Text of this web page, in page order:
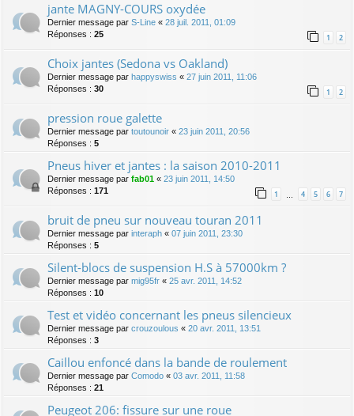
jante MAGNY-COURS oxydée
Dernier message par S-Line « 28 juil. 2011, 01:09
Réponses : 25 1 2
Choix jantes (Sedona vs Oakland)
Dernier message par happyswiss « 27 juin 2011, 11:06
Réponses : 30 1 2
pression roue galette
Dernier message par toutounoir « 23 juin 2011, 20:56
Réponses : 5
Pneus hiver et jantes : la saison 2010-2011
Dernier message par fab01 « 23 juin 2011, 14:50
Réponses : 171 1 … 4 5 6 7
bruit de pneu sur nouveau touran 2011
Dernier message par interaph « 07 juin 2011, 23:30
Réponses : 5
Silent-blocs de suspension H.S à 57000km ?
Dernier message par mig95fr « 25 avr. 2011, 14:52
Réponses : 10
Test et vidéo concernant les pneus silencieux
Dernier message par crouzoulous « 20 avr. 2011, 13:51
Réponses : 3
Caillou enfoncé dans la bande de roulement
Dernier message par Comodo « 03 avr. 2011, 11:58
Réponses : 21
Peugeot 206: fissure sur une roue